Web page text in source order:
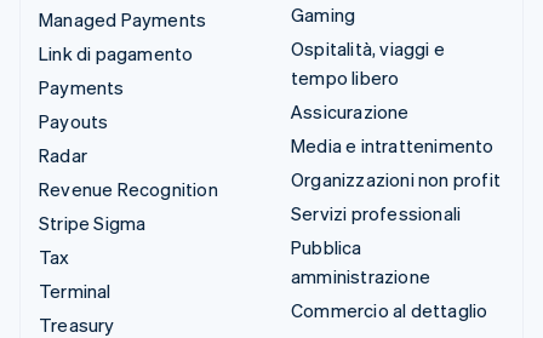
Managed Payments
Link di pagamento
Payments
Payouts
Radar
Revenue Recognition
Stripe Sigma
Tax
Terminal
Treasury
Gaming
Ospitalità, viaggi e
tempo libero
Assicurazione
Media e intrattenimento
Organizzazioni non profit
Servizi professionali
Pubblica
amministrazione
Commercio al dettaglio